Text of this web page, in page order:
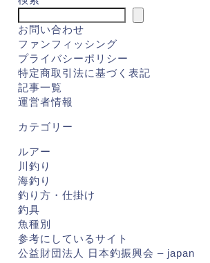
お問い合わせ
ファンフィッシング
プライバシーポリシー
特定商取引法に基づく表記
記事一覧
運営者情報
カテゴリー
ルアー
川釣り
海釣り
釣り方・仕掛け
釣具
魚種別
参考にしているサイト
公益財団法人 日本釣振興会 – japan